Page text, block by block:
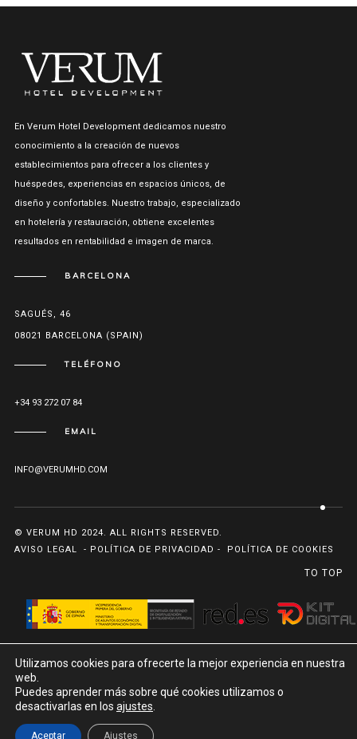
En Verum Hotel Development dedicamos nuestro
conocimiento a la creación de nuevos
establecimientos para ofrecer a los clientes y
huéspedes, experiencias en espacios únicos, de
diseño y confortables. Nuestro trabajo, especializado
en hotelería y restauración, obtiene excelentes
resultados en rentabilidad e imagen de marca.
BARCELONA
SAGUÉS, 46
08021 BARCELONA (SPAIN)
TELÉFONO
+34 93 272 07 84
EMAIL
INFO@VERUMHD.COM
© VERUM HD 2024. ALL RIGHTS RESERVED.
AVISO LEGAL
- POLÍTICA DE PRIVACIDAD - POLÍTICA DE COOKIES
TO TOP
recuperación transformación y resiliencia de España
«Next Generation EU»
Utilizamos cookies para ofrecerte la mejor experiencia en nuestra
web.
Puedes aprender más sobre qué cookies utilizamos o
desactivarlas en los ajustes
Aceptar Ajustes